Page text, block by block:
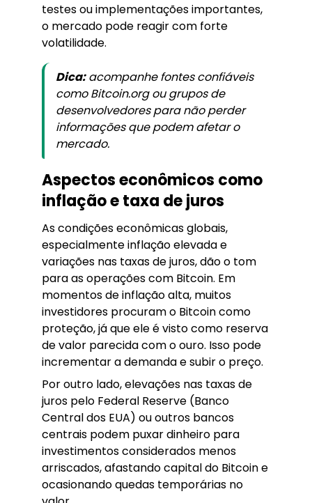
testes ou implementações importantes,
o mercado pode reagir com forte
volatilidade.
Dica:acompanhe fontes confiáveis
como Bitcoin.org ou grupos de
desenvolvedores para não perder
informações que podem afetar o
mercado.
Aspectos econômicos como
inflação e taxa de juros
As condições econômicas globais,
especialmente inflação elevada e
variações nas taxas de juros, dão o tom
para as operações com Bitcoin. Em
momentos de inflação alta, muitos
investidores procuram o Bitcoin como
proteção, já que ele é visto como reserva
de valor parecida com o ouro. Isso pode
incrementar a demanda e subir o preço.
Por outro lado, elevações nas taxas de
juros pelo Federal Reserve (Banco
Central dos EUA) ou outros bancos
centrais podem puxar dinheiro para
investimentos considerados menos
arriscados, afastando capital do Bitcoin e
ocasionando quedas temporárias no